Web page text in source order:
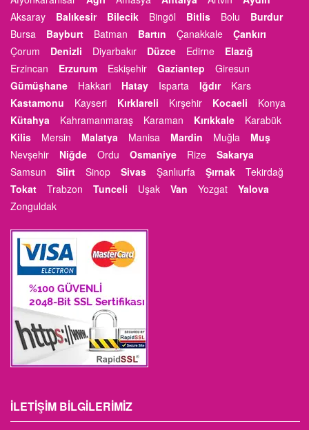
Aksaray
Balıkesir Bilecik Bingöl Bitlis Bolu
Burdur
Bursa
Bayburt Batman Bartın Çanakkale
Çankırı
Çorum
Denizli Diyarbakır Düzce Edirne
Elazığ
Erzincan
Erzurum Eskişehir Gaziantep
Giresun
Gümüşhane
Hakkari Hatay Isparta Iğdır
Kars
Kastamonu
Kayseri Kırklareli Kırşehir Kocaeli
Konya
Kütahya
Kahramanmaraş Karaman Kırıkkale
Karabük
Kilis
Mersin Malatya Manisa Mardin Muğla
Muş
Nevşehir
Niğde Ordu Osmaniye Rize
Sakarya
Samsun
Siirt Sinop Sivas Şanlıurfa Şırnak
Tekirdağ
Tokat
Trabzon Tunceli Uşak Van Yozgat
Yalova
Zonguldak
İLETIŞIM BILGILERIMIZ